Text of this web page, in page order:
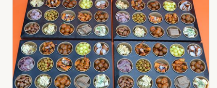
TOEVOEGEN AAN WINKELWAGEN /